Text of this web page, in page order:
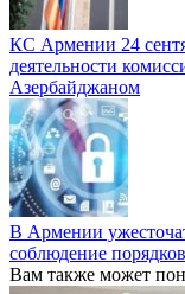
КС Армении 24
деятельности
Азербайджаном
В Армении
соблюдение
Вам также может